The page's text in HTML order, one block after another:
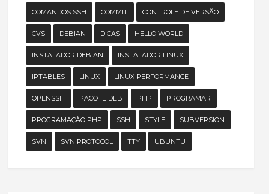
COMANDOS SSH COMMIT CONTROLE DE VERSÃO
CVS DEBIAN DICAS HELLO WORLD
INSTALADOR DEBIAN INSTALADOR LINUX
IPTABLES LINUX LINUX PERFORMANCE
OPENSSH PACOTE DEB PHP PROGRAMAR
PROGRAMAÇÃO PHP SSH STYLE SUBVERSION
SVN SVN PROTOCOL TTY UBUNTU